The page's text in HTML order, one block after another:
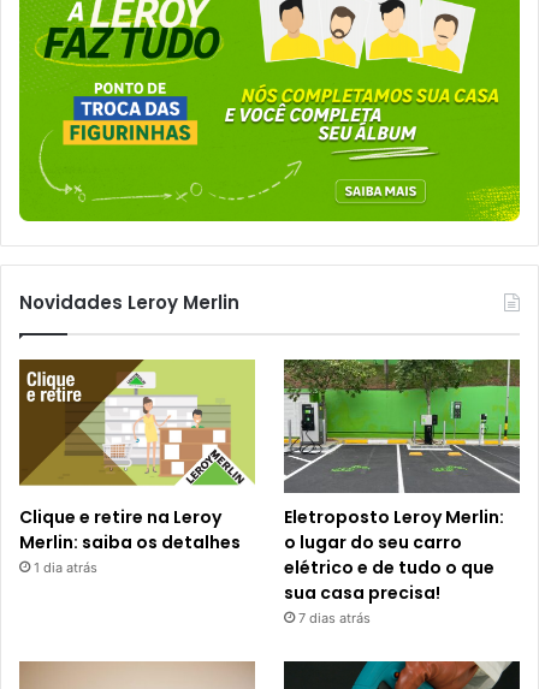
Novidades Leroy Merlin
Clique e retire na Leroy
Merlin: saiba os detalhes
1 dia atrás
Eletroposto Leroy Merlin:
o lugar do seu carro
elétrico e de tudo o que
sua casa precisa!
7 dias atrás